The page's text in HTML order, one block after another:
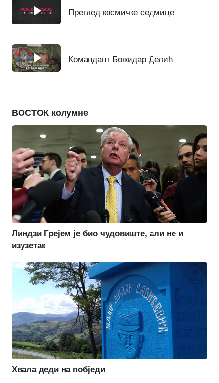
Преглед космичке седмице
Командант Божидар Делић
ВОСТОК колумне
Линдзи Грејем је био чудовиште, али не и
изузетак
Хвала деди на побједи